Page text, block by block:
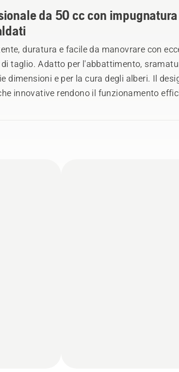
da 50 cc con
duratura e facile da manovrare con
taglio. Adatto per l'abbattimento,
dimensioni e per la cura degli alberi. Il
innovative rendono il funzionamento